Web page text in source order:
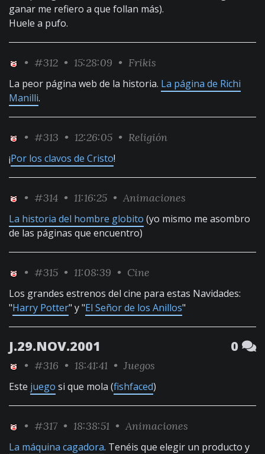
ganar me refiero a que follan más).
Huele a pufo.
• #312 • 15:28:09 • Frikis
La peor página web de la historia. La página de Richi
Manilli.
• #313 • 12:26:05 • Religión
¡Por los clavos de Cristo!
• #314 • 11:16:25 • Animaciones
La historia del hombre globito (yo mismo me asombro
de las páginas que encuentro)
• #315 • 11:08:39 • Cine
Los grandes estrenos del cine para estas Navidades:
"Harry Potter" y "El Señor de los Anillos"
J.29.NOV.2001 0
• #316 • 18:41:41 • Juegos
Este juego si que mola (fishfaced)
• #317 • 18:38:51 • Animaciones
La máquina cagadora. Tenéis que elegir un producto y